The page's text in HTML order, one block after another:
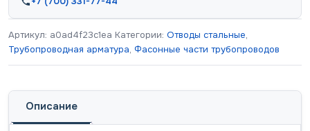
Артикул: a0ad4f23c1ea Категории: Отводы стальные,
Трубопроводная арматура, Фасонные части трубопроводов
Описание